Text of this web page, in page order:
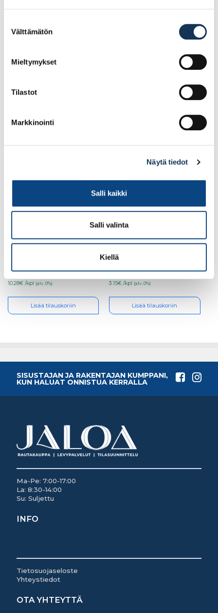
valinta
Välttämätön
Mieltymykset
Tilastot
Markkinointi
Näytä tiedot
Salli kaikki
Salli valinta
Kiellä
Guide 308
viiltosuojakäsineet,
10.28€ /kpl (alv. 0%)
Lisää tilauskoriin
Guide 807, koko 8
3.15€ /kpl (alv. 0%)
Lisää tilauskoriin
SISUSTAJAN JA RAKENTAJAN KUMPPANI,
KUN HALUAT ONNISTUA KERRALLA
Ma-Pe: 7:00-17:00
La: 8:30-14:00
Su: Suljettu
INFO
Tietosuojaseloste
Yhteystiedot
OTA YHTEYTTÄ